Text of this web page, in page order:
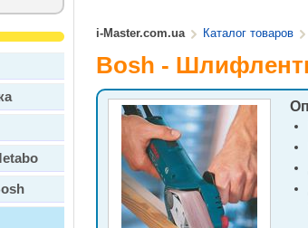
i-Master.com.ua Каталог товаров
Bosh -